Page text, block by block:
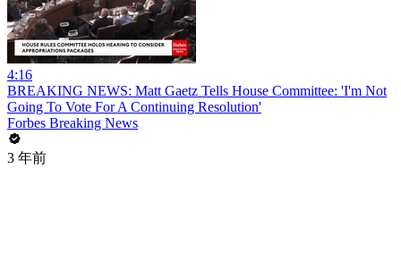
4:16
BREAKING NEWS: Matt Gaetz Tells House Committee: 'I'm Not
Going To Vote For A Continuing Resolution'
Forbes Breaking News
3 年前